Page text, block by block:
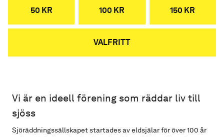
50 KR 100 KR 150 KR
VALFRITT
Vi är en ideell förening som räddar liv till
sjöss
Sjöräddningssällskapet startades av eldsjälar för över 100 år